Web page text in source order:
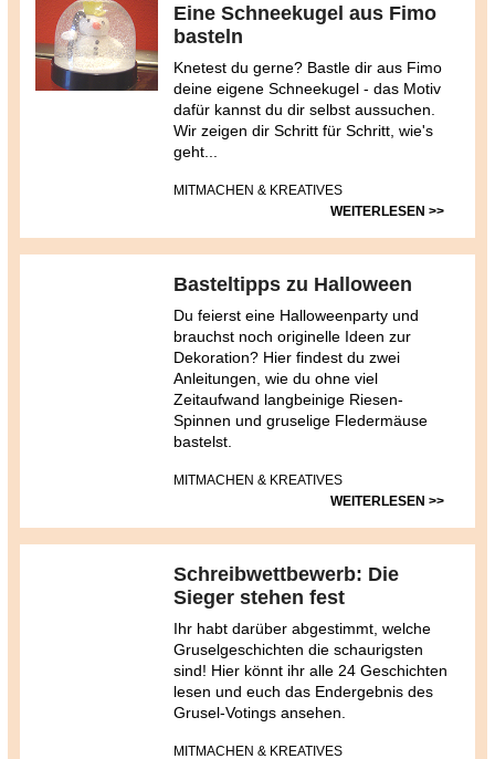
Eine Schneekugel aus Fimo
basteln
Knetest du gerne? Bastle dir aus Fimo
deine eigene Schneekugel - das Motiv
dafür kannst du dir selbst aussuchen.
Wir zeigen dir Schritt für Schritt, wie's
geht...
MITMACHEN & KREATIVES
WEITERLESEN >>
Basteltipps zu Halloween
Du feierst eine Halloweenparty und
brauchst noch originelle Ideen zur
Dekoration? Hier findest du zwei
Anleitungen, wie du ohne viel
Zeitaufwand langbeinige Riesen-
Spinnen und gruselige Fledermäuse
bastelst.
MITMACHEN & KREATIVES
WEITERLESEN >>
Schreibwettbewerb: Die
Sieger stehen fest
Ihr habt darüber abgestimmt, welche
Gruselgeschichten die schaurigsten
sind! Hier könnt ihr alle 24 Geschichten
lesen und euch das Endergebnis des
Grusel-Votings ansehen.
MITMACHEN & KREATIVES